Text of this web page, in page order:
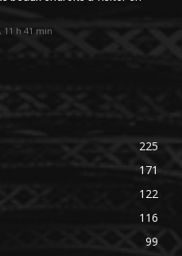
11 h 41 min
225
171
122
116
99